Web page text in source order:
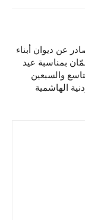
عن ديوان أبناء
بمناسبة عيد
والسبعين
الهاشمية